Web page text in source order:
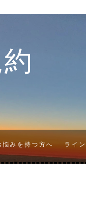
悩みを持つ方へ ライ